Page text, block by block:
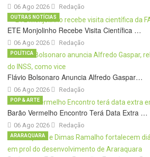
06 Ago 2026 Redação
ETE Monjolinho Recebe Visita Científica …
06 Ago 2026
OUTRAS NOTÍCIAS
Redação
Flávio Bolsonaro Anuncia Alfredo Gaspar…
06 Ago 2026
POLÍTICA
Redação
Barão Vermelho Encontro Terá Data Extra …
06 Ago 2026
POP & ARTE
Redação
ARARAQUARA